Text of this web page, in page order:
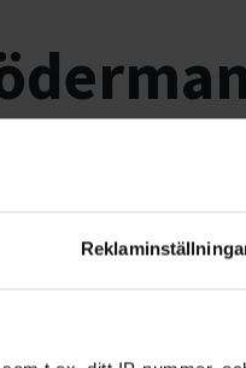
Afrika som
på rytmer,